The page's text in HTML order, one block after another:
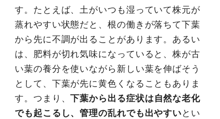
す。たとえば、土がいつも湿っていて株元が
蒸れやすい状態だと、根の働きが落ちて下葉
から先に不調が出ることがあります。あるい
は、肥料が切れ気味になっていると、株が古
い葉の養分を使いながら新しい葉を伸ばそう
として、下葉が先に黄色くなることもありま
す。つまり、下葉から出る症状は自然な老化
でも起こるし、管理の乱れでも出やすいとい